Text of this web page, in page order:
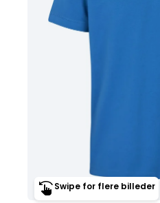
Swipe for flere billeder